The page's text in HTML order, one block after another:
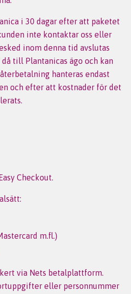
i 30 dagar efter att paketet
inte kontaktar oss eller
inom denna tid avslutas
till Plantanicas ägo och kan
hanteras endast
och efter att kostnader för det
Checkout.
m.fl.)
via Nets betalplattform.
eller personnummer